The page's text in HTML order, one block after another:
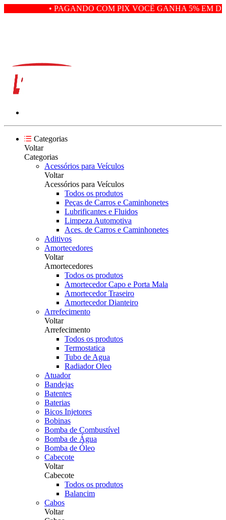
• PAGANDO COM PIX VOCÊ GANHA 5% EM
Categorias
Voltar
Categorias
Acessórios para Veículos
Voltar
Acessórios para Veículos
Todos os produtos
Peças de Carros e Caminhonetes
Lubrificantes e Fluidos
Limpeza Automotiva
Aces. de Carros e Caminhonetes
Aditivos
Amortecedores
Voltar
Amortecedores
Todos os produtos
Amortecedor Capo e Porta Mala
Amortecedor Traseiro
Amortecedor Dianteiro
Arrefecimento
Voltar
Arrefecimento
Todos os produtos
Termostatica
Tubo de Agua
Radiador Oleo
Atuador
Bandejas
Batentes
Baterias
Bicos Injetores
Bobinas
Bomba de Combustível
Bomba de Água
Bomba de Óleo
Cabecote
Voltar
Cabecote
Todos os produtos
Balancim
Cabos
Voltar